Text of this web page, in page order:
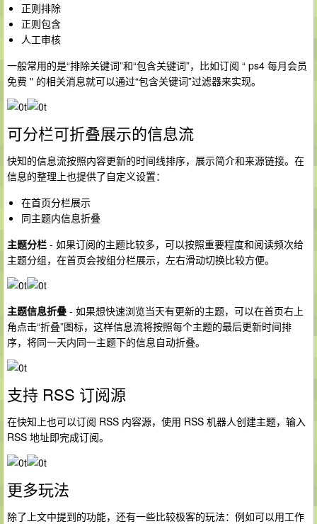
正则排除
正则包含
人工审核
一般常用的是“排除关键词”和“包含关键词”，比如订阅 “ ps4 每月会员
免费 " 的相关消息就可以通过“包含关键词”过滤器来实现。
可分栏可折叠展示的信息流
快知的信息流按照内容更新的时间线排序，展示简介和来源链接。在
信息的整理上也提供了自定义设置：
在首页分栏展示
同主题内信息折叠
主题分栏 - 如果订阅的主题比较多，可以按照重要程度和阅读频次给
主题分组，在首页会按组分栏展示，左右滑动切换比较方便。
主题信息折叠 - 如果想快速浏览当天有更新的主题，可以在首页右上
角点击“折叠”图标，这样信息流将按照每个主题的最后更新时间排
序，将同一天内同一主题下的信息自动折叠。
支持 RSS 订阅源
在快知上也可以订阅 RSS 内容源，使用 RSS 机器人创建主题，输入
RSS 地址即完成订阅。
更多玩法
除了上文中提到的功能，还有一些比较极客的玩法：例如可以用工作